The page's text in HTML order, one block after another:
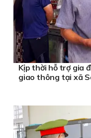
Kịp thời hỗ trợ gia
giao thông tại xã